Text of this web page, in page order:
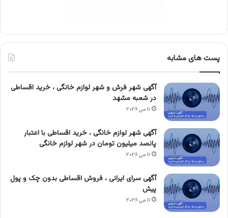
پست های مشابه
آگهی شهر فرش و شهر لوازم خانگی ، خرید اقساطی
در شعبه مشهد
۱۱ می ۲۰۲۶
آگهی شهر لوازم خانگی ، خرید اقساطی با اعتبار
پانصد میلیون تومان در شهر لوازم خانگی
۱۱ می ۲۰۲۶
آگهی سرای ایرانی ، فروش اقساطی بدون چک و پول
پیش
۱۱ می ۲۰۲۶